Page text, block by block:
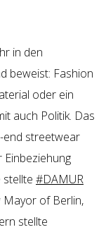
in den
beweist: Fashion
oder ein
auch Politik. Das
end streetwear
stellte #DAMUR
Mayor of Berlin,
stellte